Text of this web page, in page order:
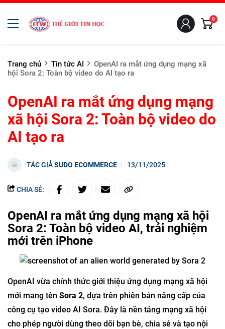
0
Trang chủ Tin tức AI
OpenAI ra mắt ứng dụng mạng xã
hội Sora 2: Toàn bộ video do AI tạo ra
OpenAI ra mắt ứng dụng mạng
xã hội Sora 2: Toàn bộ video do
AI tạo ra
TÁC GIẢSUDO ECOMMERCE 13/11/2025
CHIA SẺ:
OpenAI ra mắt ứng dụng mạng xã hội
Sora 2: Toàn bộ video AI, trải nghiệm
mới trên iPhone
OpenAI vừa chính thức giới thiệu ứng dụng mạng xã hội
mới mang tên Sora 2, dựa trên phiên bản nâng cấp của
công cụ tạo video AI Sora. Đây là nền tảng mạng xã hội
cho phép người dùng theo dõi bạn bè, chia sẻ và tạo nội